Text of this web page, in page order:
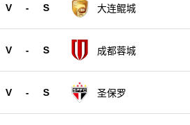
V - S 大连鲲城
V - S 成都蓉城
V - S 圣保罗